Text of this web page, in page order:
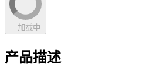
...加载中
产品描述